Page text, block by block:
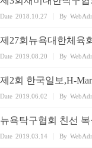
Date 2018.10.27 By
제27회뉴욕대한체육
Date 2019.08.20 By
제2회 한국일보,H-
Date 2019.06.02 By
뉴욕탁구협회 친선
Date 2019.03.14 By